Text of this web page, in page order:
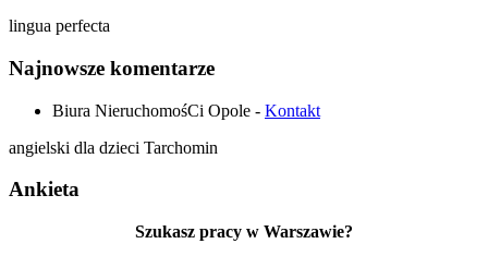
lingua perfecta
Najnowsze komentarze
Biura NieruchomośCi Opole - Kontakt
angielski dla dzieci Tarchomin
Ankieta
Szukasz pracy w Warszawie?